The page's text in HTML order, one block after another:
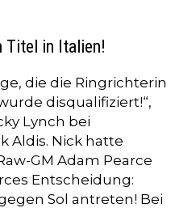
Titel in Italien!
die die Ringrichterin
disqualifiziert!“,
Lynch bei
Aldis. Nick hatte
GM Adam Pearce
Entscheidung:
Sol antreten! Bei